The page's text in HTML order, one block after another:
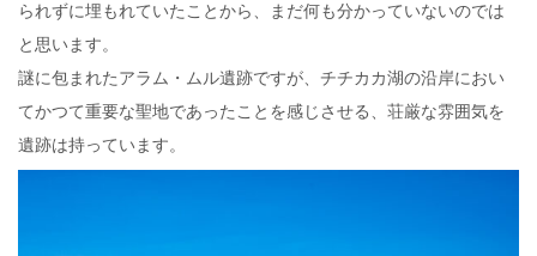
られずに埋もれていたことから、まだ何も分かっていないのでは
と思います。
謎に包まれたアラム・ムル遺跡ですが、チチカカ湖の沿岸におい
てかつて重要な聖地であったことを感じさせる、荘厳な雰囲気を
遺跡は持っています。